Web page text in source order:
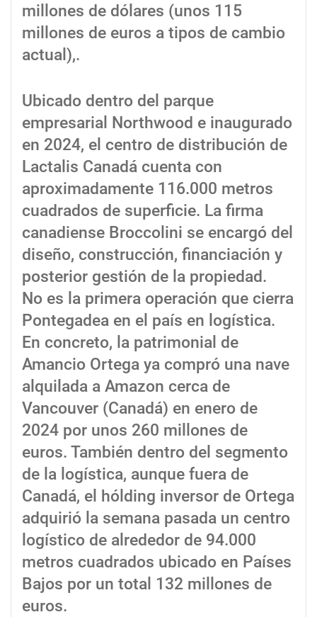
millones de dólares (unos 115
millones de euros a tipos de cambio
actual),.
Ubicado dentro del parque
empresarial Northwood e inaugurado
en 2024, el centro de distribución de
Lactalis Canadá cuenta con
aproximadamente 116.000 metros
cuadrados de superficie. La firma
canadiense Broccolini se encargó del
diseño, construcción, financiación y
posterior gestión de la propiedad.
No es la primera operación que cierra
Pontegadea en el país en logística.
En concreto, la patrimonial de
Amancio Ortega ya compró una nave
alquilada a Amazon cerca de
Vancouver (Canadá) en enero de
2024 por unos 260 millones de
euros. También dentro del segmento
de la logística, aunque fuera de
Canadá, el hólding inversor de Ortega
adquirió la semana pasada un centro
logístico de alrededor de 94.000
metros cuadrados ubicado en Países
Bajos por un total 132 millones de
euros.